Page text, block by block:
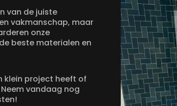
van de juiste
vakmanschap, maar
onze
beste materialen en
klein project heeft of
vandaag nog